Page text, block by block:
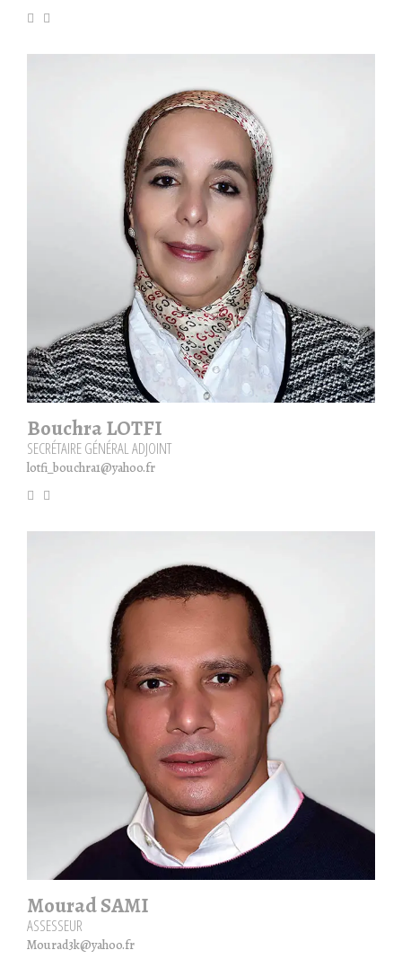
Bouchra LOTFI
SECRÉTAIRE GÉNÉRAL ADJOINT
lotfi_bouchra1@yahoo.fr
Mourad SAMI
ASSESSEUR
Mourad3k@yahoo.fr